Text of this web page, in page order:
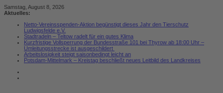
Zum
Inhalt
Samstag, August 8, 2026
Aktuelles:
Netto-Vereinsspenden-Aktion begünstigt dieses Jahr den Tierschutz
Ludwigsfelde e.V.
Stadtradeln – Teltow radelt für ein gutes Klima
Kurzfristige Vollsperrung der Bundesstraße 101 bei Thyrow ab 18:00 Uhr –
Umleitungsstrecke ist ausgeschildert
Arbeitslosigkeit steigt saisonbedingt leicht an
Potsdam-Mittelmark – Kreistag beschließt neues Leitbild des Landkreises